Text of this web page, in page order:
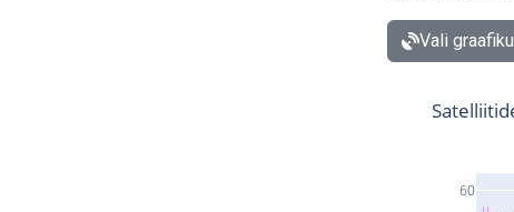
Vali
60